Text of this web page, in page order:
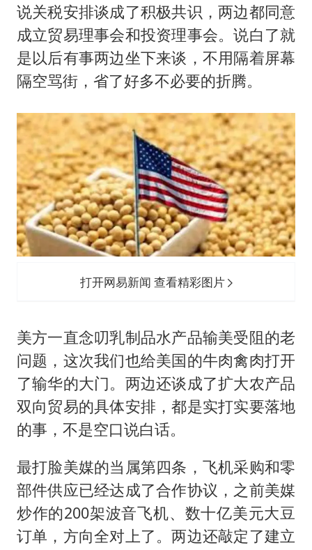
说关税安排谈成了积极共识，两边都同意
成立贸易理事会和投资理事会。说白了就
是以后有事两边坐下来谈，不用隔着屏幕
隔空骂街，省了好多不必要的折腾。
打开网易新闻 查看精彩图片
美方一直念叨乳制品水产品输美受阻的老
问题，这次我们也给美国的牛肉禽肉打开
了输华的大门。两边还谈成了扩大农产品
双向贸易的具体安排，都是实打实要落地
的事，不是空口说白话。
最打脸美媒的当属第四条，飞机采购和零
部件供应已经达成了合作协议，之前美媒
炒作的200架波音飞机、数十亿美元大豆
订单，方向全对上了。两边还敲定了建立